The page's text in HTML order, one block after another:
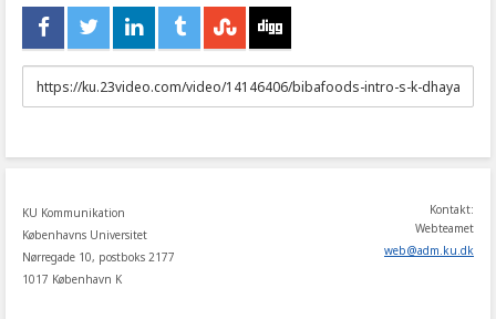
URL
to
KU Kommunikation
Københavns Universitet
Nørregade 10, postboks 2177
1017 København K
Kontakt:
Webteamet
web@adm.ku.dk